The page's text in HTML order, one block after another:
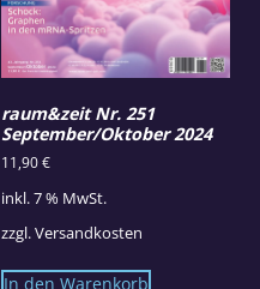
raum&zeit Nr. 251
September/Oktober 2024
11,90€
inkl. 7 % MwSt.
zzgl.Versandkosten
In den Warenkorb